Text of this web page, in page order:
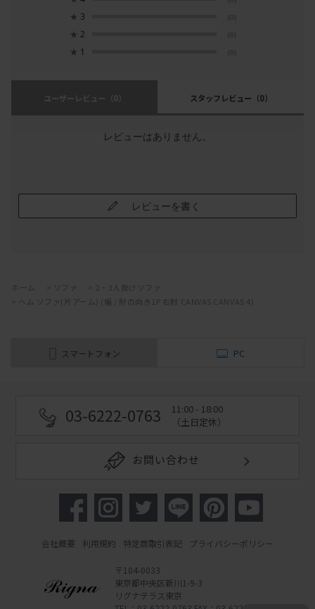
★ 3 (0)
★ 2 (0)
★ 1 (0)
ユーザーレビュー （0） スタッフレビュー （0）
レビューはありません。
レビューを書く
ホーム ソファ
2・3人掛けソファ
ヘム ソファ(片アーム) (幅 / 肘の向き1P 右肘 CANVAS CANVAS 4)
スマートフォン PC
03-6222-0763
11:00 - 18:00
（土日定休）
お問い合わせ
会社概要 利用規約 特定商取引表記 プライバシーポリシー
〒104-0033
東京都中央区新川1-9-3
リグナテラス東京